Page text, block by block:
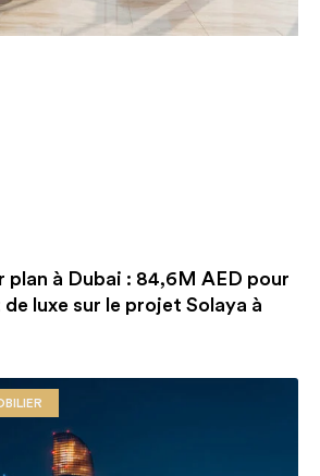
plan à Dubai : 84,6M AED pour
luxe sur le projet Solaya à